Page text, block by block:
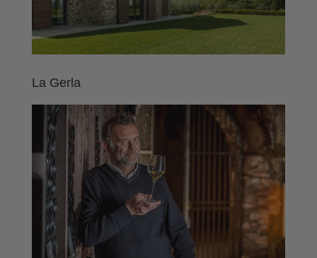
La Gerla